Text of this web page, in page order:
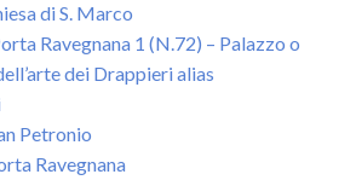
di S. Marco
Ravegnana 1 (N.72) – Palazzo o
dei Drappieri alias
Petronio
Ravegnana